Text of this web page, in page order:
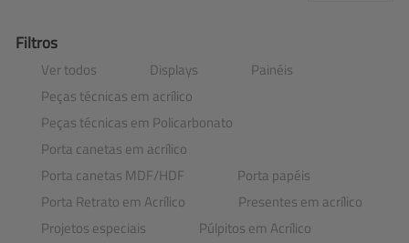
Filtros
Ver todos Displays
Painéis
Peças técnicas em acrílico
Peças técnicas em Policarbonato
Porta canetas em acrílico
Porta canetas MDF​/​HDF
Porta papéis
Porta Retrato em Acrílico
Presentes em acrílico
Projetos especiais
Púlpitos em Acrílico